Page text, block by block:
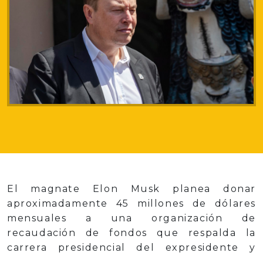
El magnate Elon Musk planea donar
aproximadamente 45 millones de dólares
mensuales a una organización de
recaudación de fondos que respalda la
carrera presidencial del expresidente y